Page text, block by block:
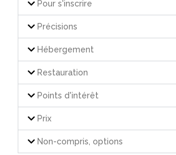
Pour s'inscrire
Précisions
Hébergement
Restauration
Points d'intérêt
Prix
Non-compris, options